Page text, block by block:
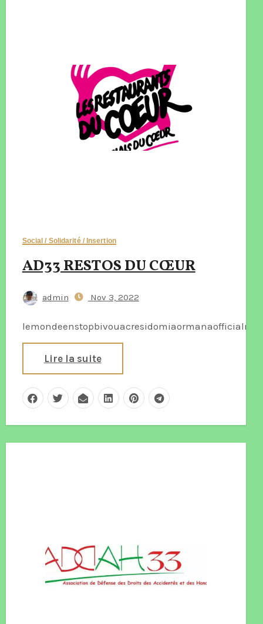
Social / Solidarité / Insertion
AD33 RESTOS DU CŒUR
admin Nov 3, 2022
Lire la suite